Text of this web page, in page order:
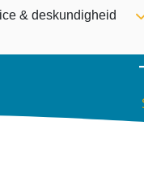
& deskundigheid